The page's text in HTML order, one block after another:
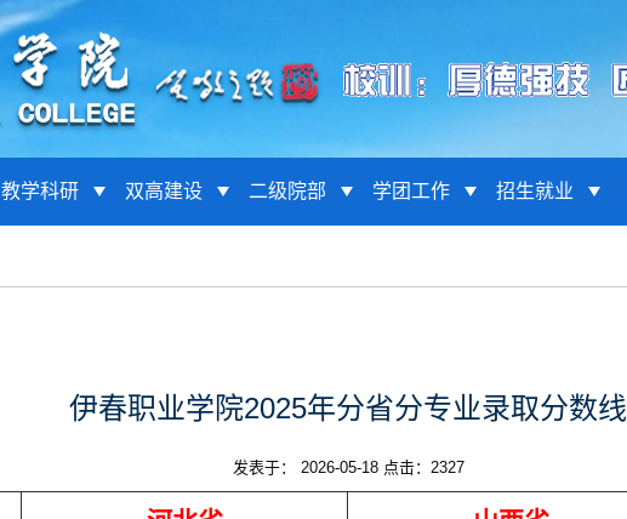
教学科研 双高建设 二级院部 学团工作 招生就业
伊春职业学院2025年分省分专业录取分数线
发表于： 2026-05-18 点击： 2327